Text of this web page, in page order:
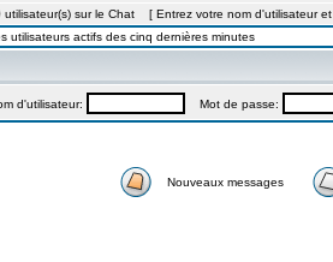
utilisateur(s) sur le Chat [ Entrez votre nom d'utilisateur
utilisateurs actifs des cinq dernières minutes
d'utilisateur: Mot de passe:
Nouveaux messages